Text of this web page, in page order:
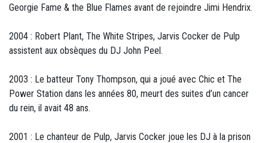
Georgie Fame & the Blue Flames avant de rejoindre Jimi Hendrix.
2004 : Robert Plant, The White Stripes, Jarvis Cocker de Pulp
assistent aux obsèques du DJ John Peel.
2003 : Le batteur Tony Thompson, qui a joué avec Chic et The
Power Station dans les années 80, meurt des suites d’un cancer
du rein, il avait 48 ans.
2001 : Le chanteur de Pulp, Jarvis Cocker joue les DJ à la prison